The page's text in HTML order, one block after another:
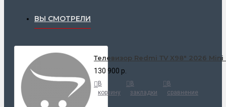
ВЫ СМОТРЕЛИ
Телевизор Rеdmi ТV X98" 2026 Mini
130 900 р.
В
корзину
В
закладки
В
сравнение